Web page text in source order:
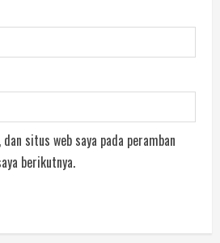
situs web saya pada peramban
berikutnya.